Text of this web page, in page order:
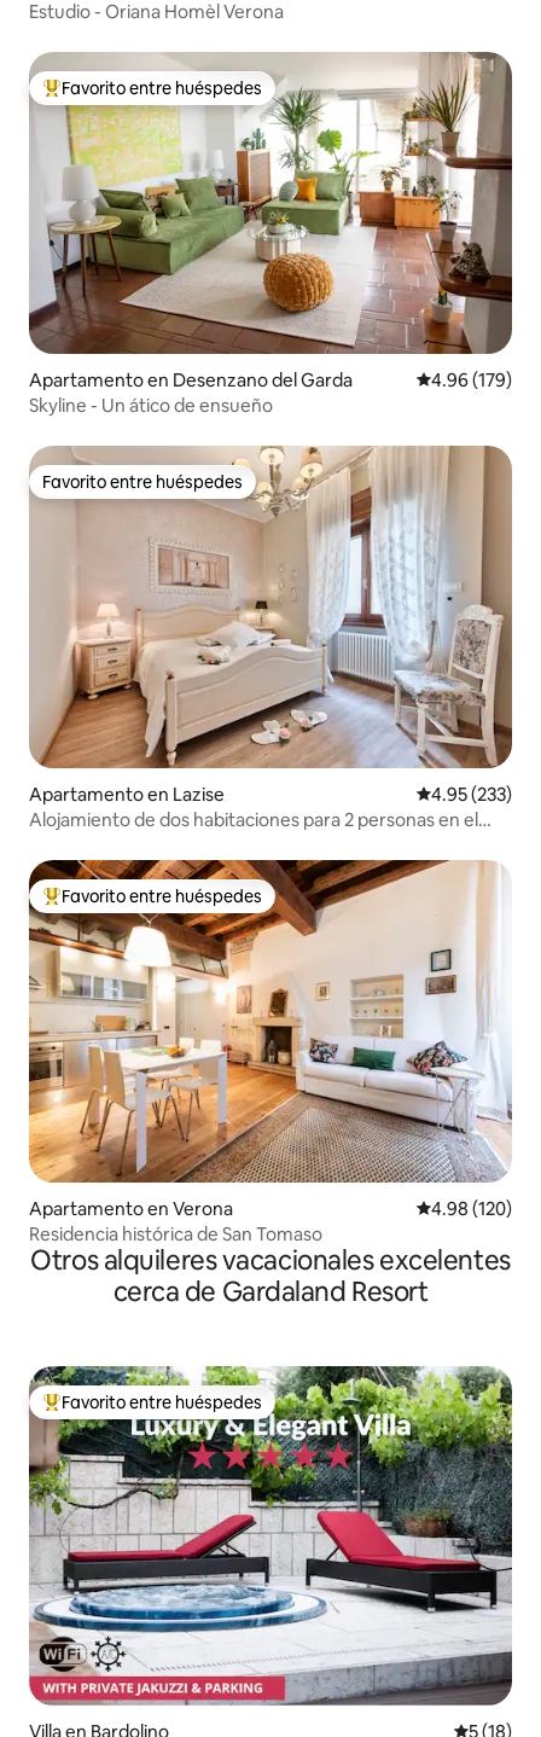
Estudio - Oriana Homèl Verona
Favorito entre huéspedes preferido
Favorito entre huéspedes
Apartamento en Desenzano del Garda Calificación
4.96 (179)
Skyline - Un ático de ensueño
Favorito entre huéspedes
Favorito entre huéspedes
Apartamento en Lazise Calificación
4.95 (233)
Alojamiento de dos habitaciones para 2 personas en el
Favorito entre huéspedes preferido
Favorito entre huéspedes
Apartamento en Verona Calificación
4.98 (120)
Residencia histórica de San Tomaso
Otros alquileres vacacionales excelentes
cerca de Gardaland Resort
Favorito entre huéspedes preferido
Favorito entre huéspedes
Villa en Bardolino
5 (18)